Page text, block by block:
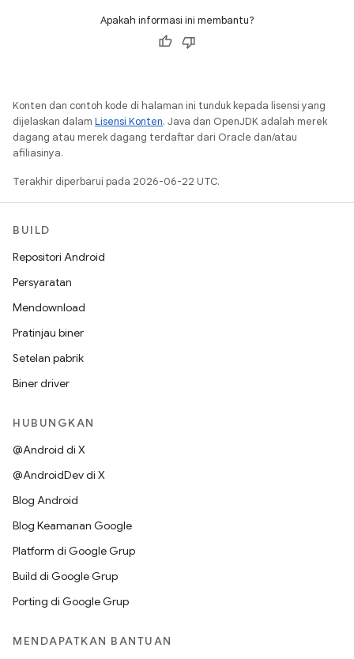
Apakah informasi ini membantu?
Konten dan contoh kode di halaman ini tunduk kepada lisensi yang
dijelaskan dalam Lisensi Konten. Java dan OpenJDK adalah merek
dagang atau merek dagang terdaftar dari Oracle dan/atau
afiliasinya.
Terakhir diperbarui pada 2026-06-22 UTC.
BUILD
Repositori Android
Persyaratan
Mendownload
Pratinjau biner
Setelan pabrik
Biner driver
HUBUNGKAN
@Android di X
@AndroidDev di X
Blog Android
Blog Keamanan Google
Platform di Google Grup
Build di Google Grup
Porting di Google Grup
MENDAPATKAN BANTUAN